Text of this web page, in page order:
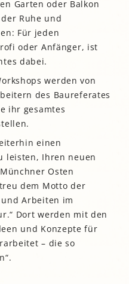
Garten oder Balkon
Ruhe und
Für jeden
oder Anfänger, ist
dabei.
werden von
des Baureferates
ihr gesamtes
einen
leisten, Ihren neuen
Osten
dem Motto der
und Arbeiten im
Dort werden mit den
und Konzepte für
– die so